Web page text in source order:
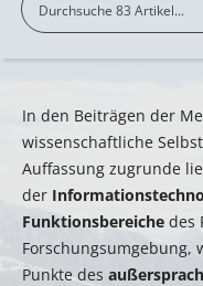
In den Beiträgen der
wissenschaftliche
Auffassung zugrunde
der
Funktionsbereiche des
Punkte des